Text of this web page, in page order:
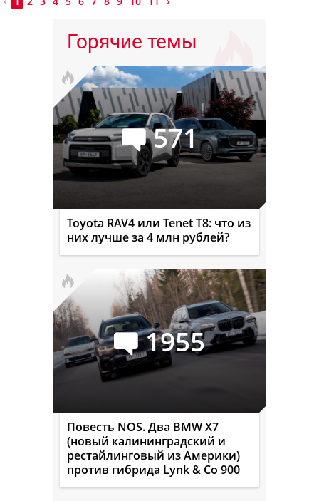
Горячие темы
571
Toyota RAV4 или Tenet T8: что из
них лучше за 4 млн рублей?
1955
Повесть NOS. Два BMW X7
(новый калининградский и
рестайлинговый из Америки)
против гибрида Lynk & Co 900